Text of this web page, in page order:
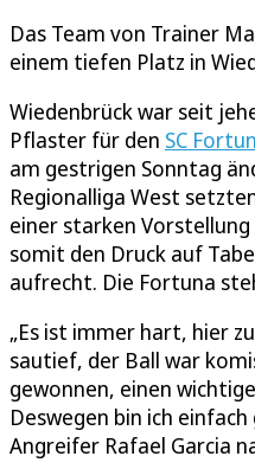
Das Team von Trainer
einem tiefen Platz in
Wiedenbrück war seit
Pflaster für den SC
am gestrigen Sonntag
Regionalliga West
einer starken
somit den Druck auf
aufrecht. Die Fortuna
„Es ist immer hart, hier
sautief, der Ball war
gewonnen, einen
Deswegen bin ich
Angreifer Rafael Garcia